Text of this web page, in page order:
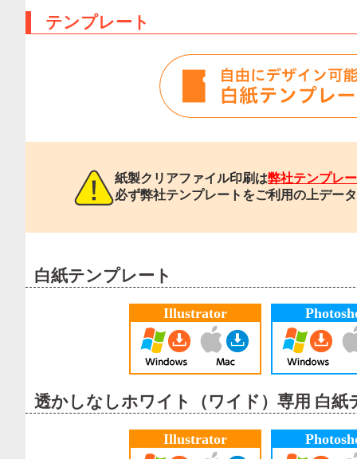
テンプレート
紙製クリアファイル印刷は弊社テンプレ
必ず弊社テンプレートをご利用の上デー
白紙テンプレート
Illustrator
透かしなしホワイト（ワイド）専用 白紙
Illustrator